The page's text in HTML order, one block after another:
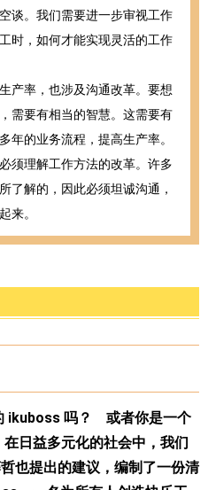
谈。我们需要进一步审视工作
时，如何才能实现灵活的工作
产率，也涉及沟通改革。要想
需要有相当的智慧。这需要有
年的业务流程，提高生产率。
须理解工作方法的改革。许多
了解的，因此必须坦诚沟通，
来。
ikuboss 吗？ 或者你是一个
日益多元化的社会中，我们
也提出的建议，编制了一份清